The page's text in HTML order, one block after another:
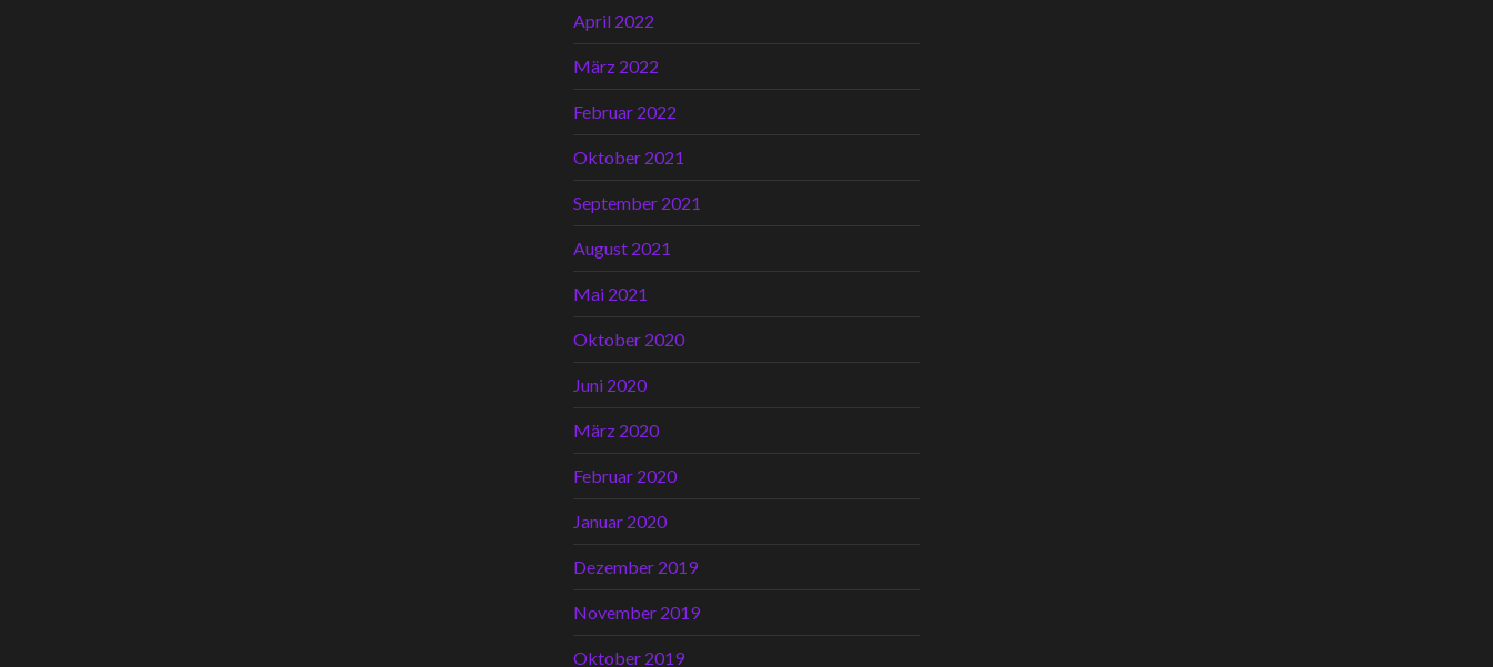
April 2022
März 2022
Februar 2022
Oktober 2021
September 2021
August 2021
Mai 2021
Oktober 2020
Juni 2020
März 2020
Februar 2020
Januar 2020
Dezember 2019
November 2019
Oktober 2019